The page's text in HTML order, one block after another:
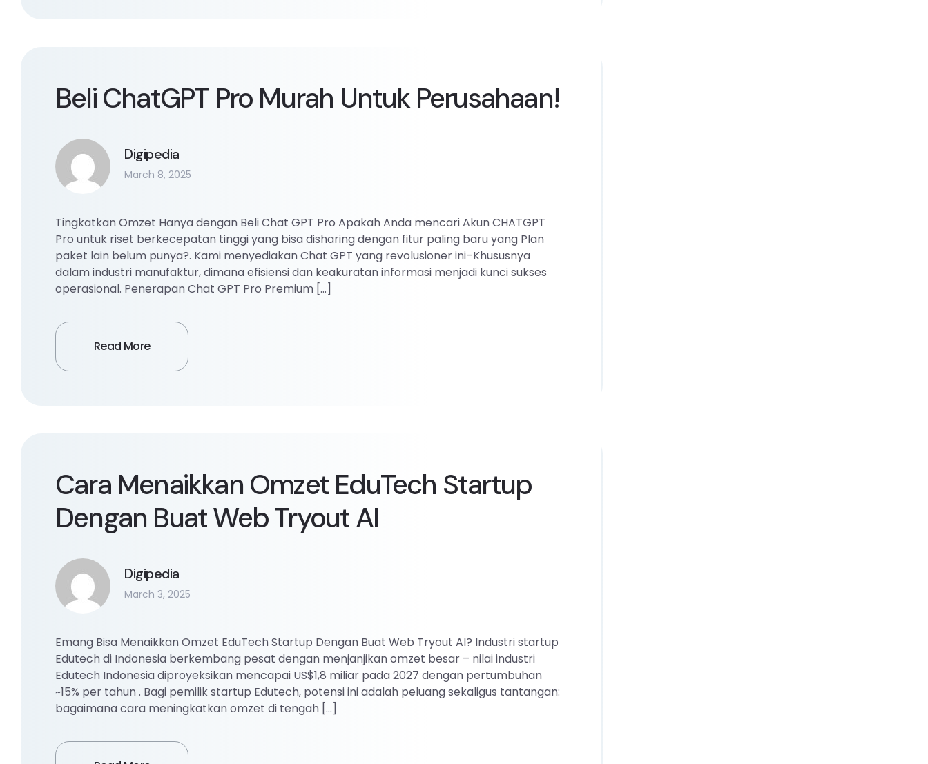
Beli ChatGPT Pro Murah Untuk Perusahaan!
Digipedia
March 8, 2025
Tingkatkan Omzet Hanya dengan Beli Chat GPT Pro Apakah Anda mencari Akun CHATGPT
Pro untuk riset berkecepatan tinggi yang bisa disharing dengan fitur paling baru yang Plan
paket lain belum punya?. Kami menyediakan Chat GPT yang revolusioner ini–Khususnya
dalam industri manufaktur, dimana efisiensi dan keakuratan informasi menjadi kunci sukses
operasional. Penerapan Chat GPT Pro Premium […]
Read More
Cara Menaikkan Omzet EduTech Startup
Dengan Buat Web Tryout AI
Digipedia
March 3, 2025
Emang Bisa Menaikkan Omzet EduTech Startup Dengan Buat Web Tryout AI? Industri startup
Edutech di Indonesia berkembang pesat dengan menjanjikan omzet besar – nilai industri
Edutech Indonesia diproyeksikan mencapai US$1,8 miliar pada 2027 dengan pertumbuhan
~15% per tahun . Bagi pemilik startup Edutech, potensi ini adalah peluang sekaligus tantangan:
bagaimana cara meningkatkan omzet di tengah […]